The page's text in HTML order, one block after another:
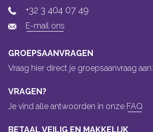
+32 3 404 07 49
E-mail ons
GROEPSAANVRAGEN
Vraag hier direct je groepsaanvraag aan:
VRAGEN?
Je vind alle antwoorden in onze FAQ
BETAAL VEILIG EN MAKKELIJK